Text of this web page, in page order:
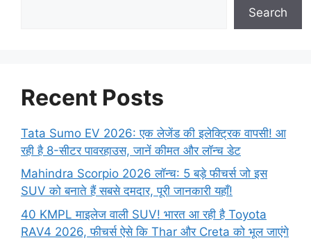
Search
Recent Posts
Tata Sumo EV 2026: एक लेजेंड की इलेक्ट्रिक वापसी! आ
रही है 8-सीटर पावरहाउस, जानें कीमत और लॉन्च डेट
Mahindra Scorpio 2026 लॉन्च: 5 बड़े फीचर्स जो इस
SUV को बनाते हैं सबसे दमदार, पूरी जानकारी यहाँ!
40 KMPL माइलेज वाली SUV! भारत आ रही है Toyota
RAV4 2026, फीचर्स ऐसे कि Thar और Creta को भूल जाएंगे